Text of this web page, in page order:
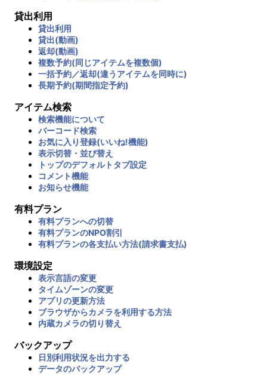
貸出利用
貸出利用
貸出(動画)
返却(動画)
複数予約(同じアイテムを複数個)
一括予約／返却(違うアイテムを同時に)
長期予約(期間指定予約)
アイテム検索
検索機能について
バーコード検索
お気に入り登録(いいね!機能)
表示切替・並び替え
トップのデフォルトタブ設定
コメント機能
お知らせ機能
有料プラン
有料プランへの切替
有料プランのNPO割引
有料プランの各支払い方法(請求書支払)
環境設定
表示言語の変更
タイムゾーンの変更
アプリの更新方法
ブラウザからカメラを利用する方法
内蔵カメラの切り替え
バックアップ
日別利用状況を出力する
データのバックアップ